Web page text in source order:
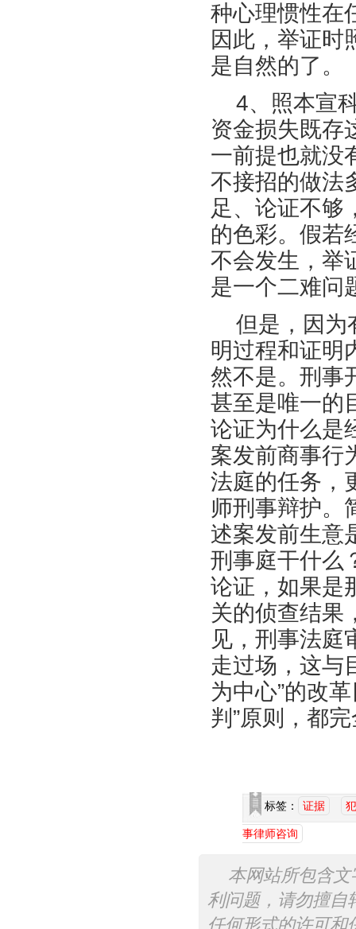
种心理惯性在
因此，举证时
是自然的了。
4、照本宣
资金损失既存
一前提也就没
不接招的做法
足、论证不够
的色彩。假若
不会发生，举
是一个二难问
但是，因为
明过程和证明
然不是。刑事
甚至是唯一的
论证为什么是
案发前商事行
法庭的任务，
师刑事辩护。
述案发前生意
刑事庭干什么
论证，如果是
关的侦查结果
见，刑事法庭
走过场，这与
为中心”的改
判”原则，都
标签： 证据
事律师咨询
本网站所包含
利问题，请勿擅自
任何形式的许可和